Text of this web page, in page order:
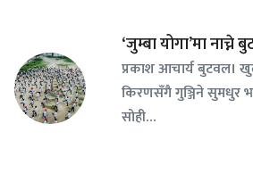
‘जुम्बा योगा’मा नाच्ने
प्रकाश आचार्य बुटवल।
किरणसँगै गुञ्जिने सुमधुर
सोही…